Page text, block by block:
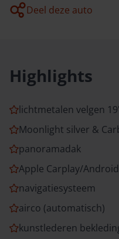
Deel deze auto
Highlights
lichtmetalen velgen
Moonlight silver &
panoramadak
Apple Carplay/
navigatiesysteem
airco (automatisch)
kunstlederen